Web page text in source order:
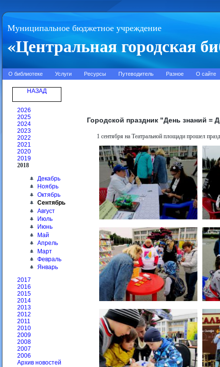
Муниципальное бюджетное учреждение
«Центральная городская
О библиотеке Услуги Ресурсы Путеводитель Разное О сайте
НАЗАД
2026
2025
2024
2023
2022
2021
2020
2019
2018
Декабрь
Ноябрь
Октябрь
Сентябрь
Август
Июль
Июнь
Май
Апрель
Март
Февраль
Январь
2017
2016
2015
2014
2013
2012
2011
2010
2009
2008
2007
2006
Архив новостей
Городской праздник "День знаний =
1 сентября на Театральной площади прошел